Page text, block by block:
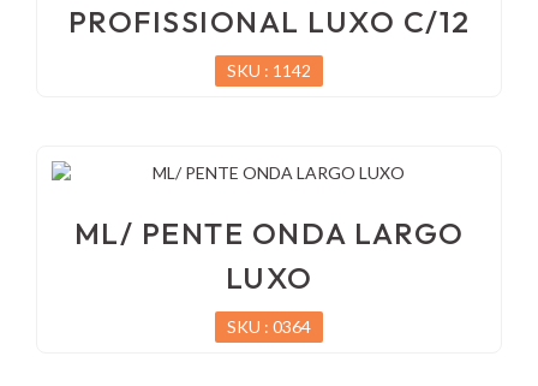
PROFISSIONAL LUXO C/12
SKU : 1142
ML/ PENTE ONDA LARGO
LUXO
SKU : 0364